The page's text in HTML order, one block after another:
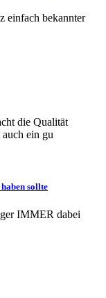
einfach bekannter
die Qualität
ein gu
sollte
IMMER dabei